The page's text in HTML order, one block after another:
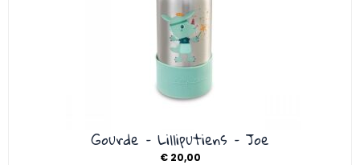
Gourde – Lilliputiens – Joe
€20,00